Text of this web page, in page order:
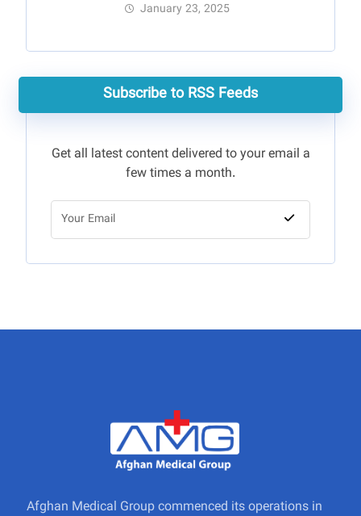
January 23, 2025
Subscribe to RSS Feeds
Get all latest content delivered to your email a
few times a month.
Afghan Medical Group commenced its operations in